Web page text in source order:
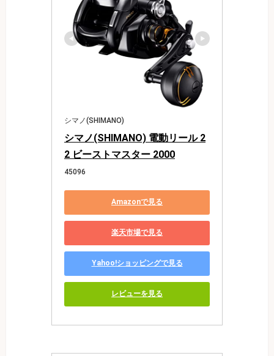
シマノ(SHIMANO)
シマノ(SHIMANO) 電動リール 2
2 ビーストマスター 2000
45096
Amazonで見る
楽天市場で見る
Yahoo!ショッピングで見る
レビューを見る